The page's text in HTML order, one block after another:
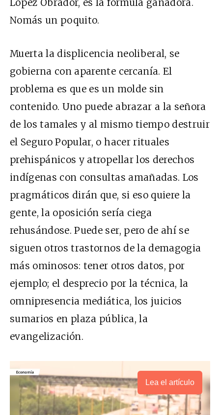
Nomás un poquito.
Muerta la displicencia neoliberal, se
gobierna con aparente cercanía. El
problema es que es un molde sin
contenido. Uno puede abrazar a la señora
de los tamales y al mismo tiempo destruir
el Seguro Popular, o hacer rituales
prehispánicos y atropellar los derechos
indígenas con consultas amañadas. Los
pragmáticos dirán que, si eso quiere la
gente, la oposición sería ciega
rehusándose. Puede ser, pero de ahí se
siguen otros trastornos de la demagogia
más ominosos: tener otros datos, por
ejemplo; el desprecio por la técnica, la
omnipresencia mediática, los juicios
sumarios en plaza pública, la
evangelización.
Lea el artículo